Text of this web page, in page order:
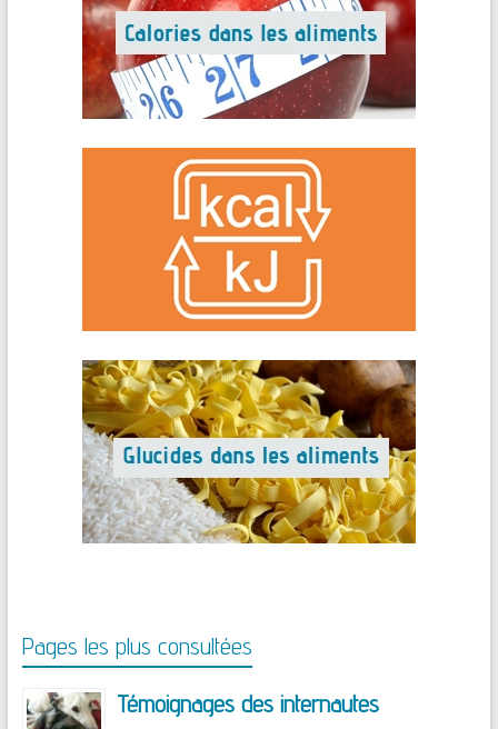
Pages les plus consultées
Témoignages des internautes